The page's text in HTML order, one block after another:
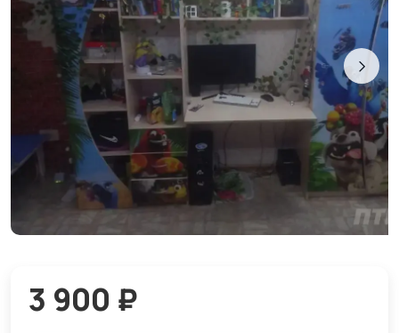
3 900 ₽